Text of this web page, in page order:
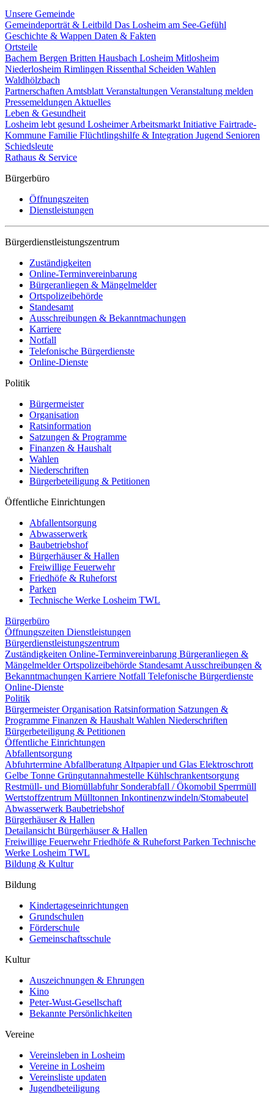
Unsere Gemeinde
Gemeindeporträt & Leitbild Das Losheim am See-Gefühl
Geschichte & Wappen Daten & Fakten
Ortsteile
Bachem Bergen Britten Hausbach Losheim Mitlosheim
Niederlosheim Rimlingen Rissenthal Scheiden Wahlen
Waldhölzbach
Partnerschaften Amtsblatt Veranstaltungen Veranstaltung melden
Pressemeldungen Aktuelles
Leben & Gesundheit
Losheim lebt gesund Losheimer Arbeitsmarkt Initiative Fairtrade-
Kommune Familie Flüchtlingshilfe & Integration Jugend Senioren
Schiedsleute
Rathaus & Service
Bürgerbüro
Öffnungszeiten
Dienstleistungen
Bürgerdienstleistungszentrum
Zuständigkeiten
Online-Terminvereinbarung
Bürgeranliegen & Mängelmelder
Ortspolizeibehörde
Standesamt
Ausschreibungen & Bekanntmachungen
Karriere
Notfall
Telefonische Bürgerdienste
Online-Dienste
Politik
Bürgermeister
Organisation
Ratsinformation
Satzungen & Programme
Finanzen & Haushalt
Wahlen
Niederschriften
Bürgerbeteiligung & Petitionen
Öffentliche Einrichtungen
Abfallentsorgung
Abwasserwerk
Baubetriebshof
Bürgerhäuser & Hallen
Freiwillige Feuerwehr
Friedhöfe & Ruheforst
Parken
Technische Werke Losheim TWL
Bürgerbüro
Öffnungszeiten Dienstleistungen
Bürgerdienstleistungszentrum
Zuständigkeiten Online-Terminvereinbarung Bürgeranliegen &
MängelmelderOrtspolizeibehörde Standesamt Ausschreibungen &
Bekanntmachungen Karriere Notfall Telefonische Bürgerdienste
Online-Dienste
Politik
BürgermeisterOrganisation Ratsinformation Satzungen &
Programme Finanzen & Haushalt Wahlen Niederschriften
Bürgerbeteiligung & Petitionen
Öffentliche Einrichtungen
Abfallentsorgung
Abfuhrtermine Abfallberatung Altpapier und Glas Elektroschrott
Gelbe Tonne Grüngutannahmestelle Kühlschrankentsorgung
Restmüll- und Biomüllabfuhr Sonderabfall / Ökomobil Sperrmüll
Wertstoffzentrum Mülltonnen Inkontinenzwindeln/Stomabeutel
Abwasserwerk Baubetriebshof
Bürgerhäuser & Hallen
Detailansicht Bürgerhäuser & Hallen
Freiwillige FeuerwehrFriedhöfe & Ruheforst Parken Technische
Werke Losheim TWL
Bildung & Kultur
Bildung
Kindertageseinrichtungen
Grundschulen
Förderschule
Gemeinschaftsschule
Kultur
Auszeichnungen & Ehrungen
Kino
Peter-Wust-Gesellschaft
Bekannte Persönlichkeiten
Vereine
Vereinsleben in Losheim
Vereine in Losheim
Vereinsliste updaten
Jugendbeteiligung